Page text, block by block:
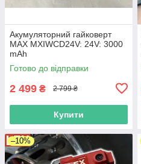
Акумуляторний гайковерт
MAX MXIWCD24V: 24V: 3000
mAh
Готово до відправки
2 499 ₴ 2 799 ₴
Купити
–10%